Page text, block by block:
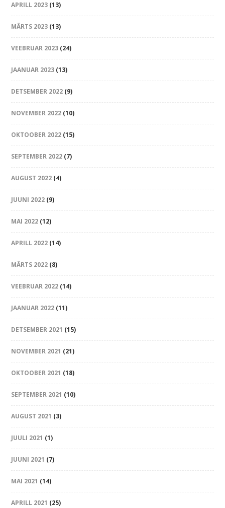
APRILL 2023 (13)
MÄRTS 2023 (13)
VEEBRUAR 2023 (24)
JAANUAR 2023 (13)
DETSEMBER 2022 (9)
NOVEMBER 2022 (10)
OKTOOBER 2022 (15)
SEPTEMBER 2022 (7)
AUGUST 2022 (4)
JUUNI 2022 (9)
MAI 2022 (12)
APRILL 2022 (14)
MÄRTS 2022 (8)
VEEBRUAR 2022 (14)
JAANUAR 2022 (11)
DETSEMBER 2021 (15)
NOVEMBER 2021 (21)
OKTOOBER 2021 (18)
SEPTEMBER 2021 (10)
AUGUST 2021 (3)
JUULI 2021 (1)
JUUNI 2021 (7)
MAI 2021 (14)
APRILL 2021 (25)